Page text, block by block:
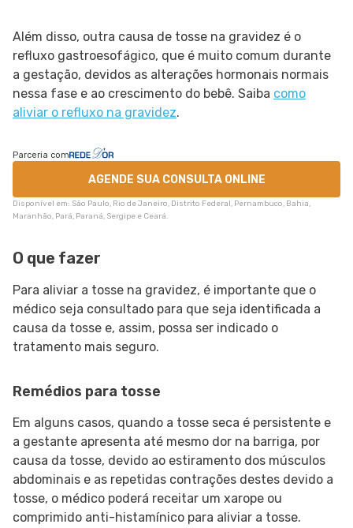
Além disso, outra causa de tosse na gravidez é o
refluxo gastroesofágico, que é muito comum durante
a gestação, devidos as alterações hormonais normais
nessa fase e ao crescimento do bebê. Saiba como
aliviar o refluxo na gravidez.
Parceria com
AGENDE SUA CONSULTA ONLINE
Disponível em: São Paulo, Rio de Janeiro, Distrito Federal, Pernambuco, Bahia,
Maranhão, Pará, Paraná, Sergipe e Ceará.
O que fazer
Para aliviar a tosse na gravidez, é importante que o
médico seja consultado para que seja identificada a
causa da tosse e, assim, possa ser indicado o
tratamento mais seguro.
Remédios para tosse
Em alguns casos, quando a tosse seca é persistente e
a gestante apresenta até mesmo dor na barriga, por
causa da tosse, devido ao estiramento dos músculos
abdominais e as repetidas contrações destes devido a
tosse, o médico poderá receitar um xarope ou
comprimido anti-histamínico para aliviar a tosse.